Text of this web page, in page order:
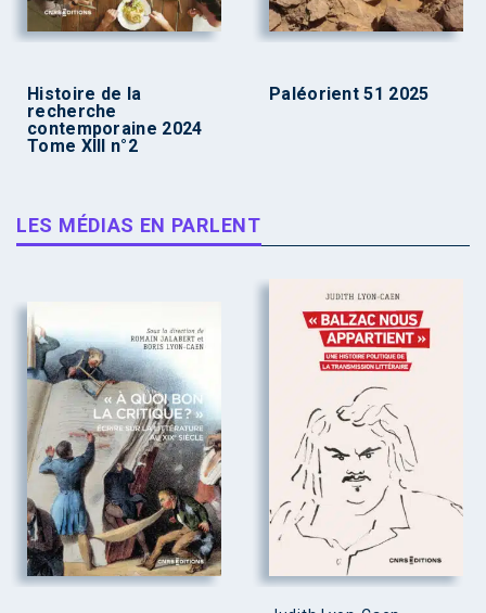
Histoire de la
recherche
contemporaine 2024
Tome XIII n°2
Paléorient 51 2025
LES MÉDIAS EN PARLENT